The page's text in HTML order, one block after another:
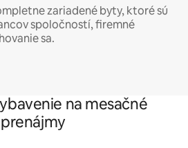
zariadené byty, ktoré sú
spoločností, firemné
sa.
na mesačné
prenájmy